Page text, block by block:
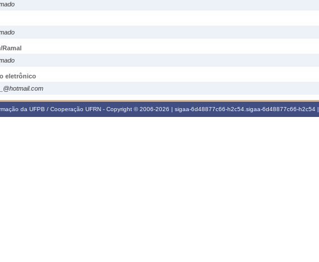
Ramal
eletrônico
da UFPB / Cooperação UFRN - Copyright © 2006-2026 | sigaa-6d48877c66-h2c54.sigaa-6d48877c66-h2c54 |